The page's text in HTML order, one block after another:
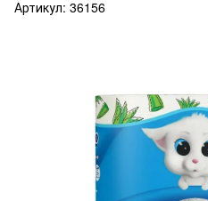
Артикул: 36156